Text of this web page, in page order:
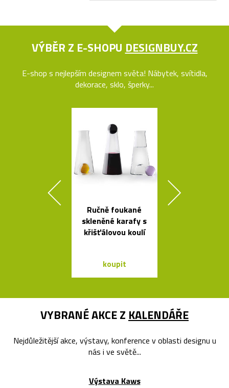
VÝBĚR Z E-SHOPU DESIGNBUY.CZ
E-shop s nejlepším designem světa! Nábytek, svítidla,
dekorace, sklo, šperky...
Ručně foukané
skleněné karafy s
křišťálovou koulí
koupit
VYBRANÉ AKCE Z KALENDÁŘE
Nejdůležitější akce, výstavy, konference v oblasti designu u
nás i ve světě...
Výstava Kaws